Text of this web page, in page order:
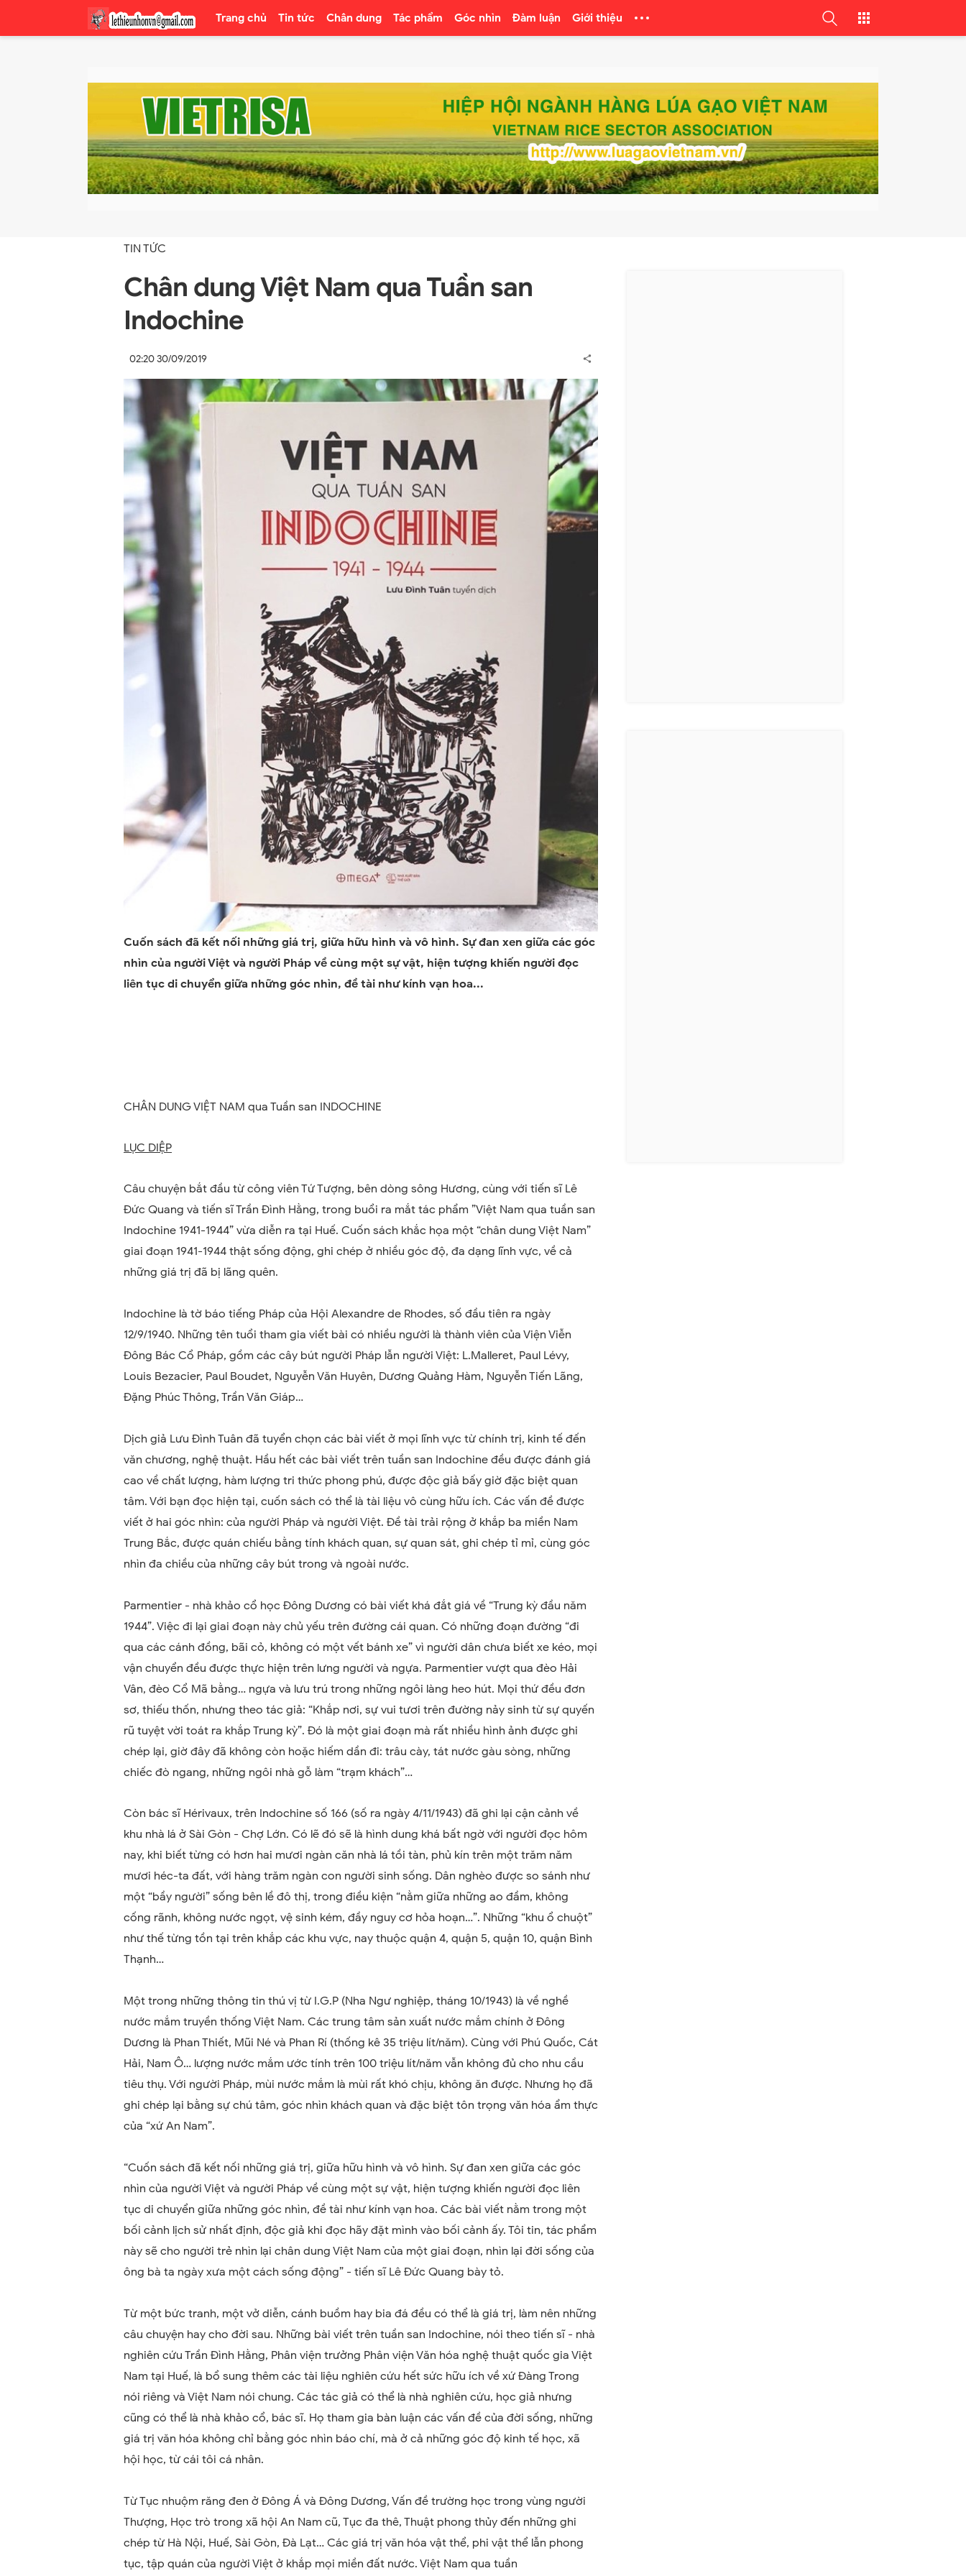
Trang chủ Tin tức Chân dung Tác phẩm Góc nhìn Đàm luận Giới thiệu
TIN TỨC
Chân dung Việt Nam qua Tuần san
Indochine
02:20 30/09/2019
Cuốn sách đã kết nối những giá trị, giữa hữu hình và vô hình. Sự đan xen giữa các góc
nhìn của người Việt và người Pháp về cùng một sự vật, hiện tượng khiến người đọc
liên tục di chuyển giữa những góc nhìn, đề tài như kính vạn hoa...
CHÂN DUNG VIỆT NAM qua Tuần san INDOCHINE
LỤC DIỆP
Câu chuyện bắt đầu từ công viên Tứ Tượng, bên dòng sông Hương, cùng với tiến sĩ Lê
Đức Quang và tiến sĩ Trần Đình Hằng, trong buổi ra mắt tác phẩm ”Việt Nam qua tuần san
Indochine 1941-1944” vừa diễn ra tại Huế. Cuốn sách khắc họa một “chân dung Việt Nam”
giai đoạn 1941-1944 thật sống động, ghi chép ở nhiều góc độ, đa dạng lĩnh vực, về cả
những giá trị đã bị lãng quên.
Indochine là tờ báo tiếng Pháp của Hội Alexandre de Rhodes, số đầu tiên ra ngày
12/9/1940. Những tên tuổi tham gia viết bài có nhiều người là thành viên của Viện Viễn
Đông Bác Cổ Pháp, gồm các cây bút người Pháp lẫn người Việt: L.Malleret, Paul Lévy,
Louis Bezacier, Paul Boudet, Nguyễn Văn Huyên, Dương Quảng Hàm, Nguyễn Tiến Lãng,
Đặng Phúc Thông, Trần Văn Giáp…
Dịch giả Lưu Đình Tuân đã tuyển chọn các bài viết ở mọi lĩnh vực từ chính trị, kinh tế đến
văn chương, nghệ thuật. Hầu hết các bài viết trên tuần san Indochine đều được đánh giá
cao về chất lượng, hàm lượng tri thức phong phú, được độc giả bấy giờ đặc biệt quan
tâm. Với bạn đọc hiện tại, cuốn sách có thể là tài liệu vô cùng hữu ích. Các vấn đề được
viết ở hai góc nhìn: của người Pháp và người Việt. Đề tài trải rộng ở khắp ba miền Nam
Trung Bắc, được quán chiếu bằng tính khách quan, sự quan sát, ghi chép tỉ mỉ, cùng góc
nhìn đa chiều của những cây bút trong và ngoài nước.
Parmentier - nhà khảo cổ học Đông Dương có bài viết khá đắt giá về “Trung kỳ đầu năm
1944”. Việc đi lại giai đoạn này chủ yếu trên đường cái quan. Có những đoạn đường “đi
qua các cánh đồng, bãi cỏ, không có một vết bánh xe” vì người dân chưa biết xe kéo, mọi
vận chuyển đều được thực hiện trên lưng người và ngựa. Parmentier vượt qua đèo Hải
Vân, đèo Cổ Mã bằng… ngựa và lưu trú trong những ngôi làng heo hút. Mọi thứ đều đơn
sơ, thiếu thốn, nhưng theo tác giả: “Khắp nơi, sự vui tươi trên đường nảy sinh từ sự quyến
rũ tuyệt vời toát ra khắp Trung kỳ”. Đó là một giai đoạn mà rất nhiều hình ảnh được ghi
chép lại, giờ đây đã không còn hoặc hiếm dần đi: trâu cày, tát nước gàu sòng, những
chiếc đò ngang, những ngôi nhà gỗ làm “trạm khách”…
Còn bác sĩ Hérivaux, trên Indochine số 166 (số ra ngày 4/11/1943) đã ghi lại cận cảnh về
khu nhà lá ở Sài Gòn - Chợ Lớn. Có lẽ đó sẽ là hình dung khá bất ngờ với người đọc hôm
nay, khi biết từng có hơn hai mươi ngàn căn nhà lá tồi tàn, phủ kín trên một trăm năm
mươi héc-ta đất, với hàng trăm ngàn con người sinh sống. Dân nghèo được so sánh như
một “bầy người” sống bên lề đô thị, trong điều kiện “nằm giữa những ao đầm, không
cống rãnh, không nước ngọt, vệ sinh kém, đầy nguy cơ hỏa hoạn…”. Những “khu ổ chuột”
như thế từng tồn tại trên khắp các khu vực, nay thuộc quận 4, quận 5, quận 10, quận Bình
Thạnh…
Một trong những thông tin thú vị từ I.G.P (Nha Ngư nghiệp, tháng 10/1943) là về nghề
nước mắm truyền thống Việt Nam. Các trung tâm sản xuất nước mắm chính ở Đông
Dương là Phan Thiết, Mũi Né và Phan Rí (thống kê 35 triệu lít/năm). Cùng với Phú Quốc, Cát
Hải, Nam Ô… lượng nước mắm ước tính trên 100 triệu lít/năm vẫn không đủ cho nhu cầu
tiêu thụ. Với người Pháp, mùi nước mắm là mùi rất khó chịu, không ăn được. Nhưng họ đã
ghi chép lại bằng sự chú tâm, góc nhìn khách quan và đặc biệt tôn trọng văn hóa ẩm thực
của “xứ An Nam”.
“Cuốn sách đã kết nối những giá trị, giữa hữu hình và vô hình. Sự đan xen giữa các góc
nhìn của người Việt và người Pháp về cùng một sự vật, hiện tượng khiến người đọc liên
tục di chuyển giữa những góc nhìn, đề tài như kính vạn hoa. Các bài viết nằm trong một
bối cảnh lịch sử nhất định, độc giả khi đọc hãy đặt mình vào bối cảnh ấy. Tôi tin, tác phẩm
này sẽ cho người trẻ nhìn lại chân dung Việt Nam của một giai đoạn, nhìn lại đời sống của
ông bà ta ngày xưa một cách sống động” - tiến sĩ Lê Đức Quang bày tỏ.
Từ một bức tranh, một vở diễn, cánh buồm hay bia đá đều có thể là giá trị, làm nên những
câu chuyện hay cho đời sau. Những bài viết trên tuần san Indochine, nói theo tiến sĩ - nhà
nghiên cứu Trần Đình Hằng, Phân viện trưởng Phân viện Văn hóa nghệ thuật quốc gia Việt
Nam tại Huế, là bổ sung thêm các tài liệu nghiên cứu hết sức hữu ích về xứ Đàng Trong
nói riêng và Việt Nam nói chung. Các tác giả có thể là nhà nghiên cứu, học giả nhưng
cũng có thể là nhà khảo cổ, bác sĩ. Họ tham gia bàn luận các vấn đề của đời sống, những
giá trị văn hóa không chỉ bằng góc nhìn báo chí, mà ở cả những góc độ kinh tế học, xã
hội học, từ cái tôi cá nhân.
Từ Tục nhuộm răng đen ở Đông Á và Đông Dương, Vấn đề trường học trong vùng người
Thượng, Học trò trong xã hội An Nam cũ, Tục đa thê, Thuật phong thủy đến những ghi
chép từ Hà Nội, Huế, Sài Gòn, Đà Lạt… Các giá trị văn hóa vật thể, phi vật thể lẫn phong
tục, tập quán của người Việt ở khắp mọi miền đất nước. Việt Nam qua tuần